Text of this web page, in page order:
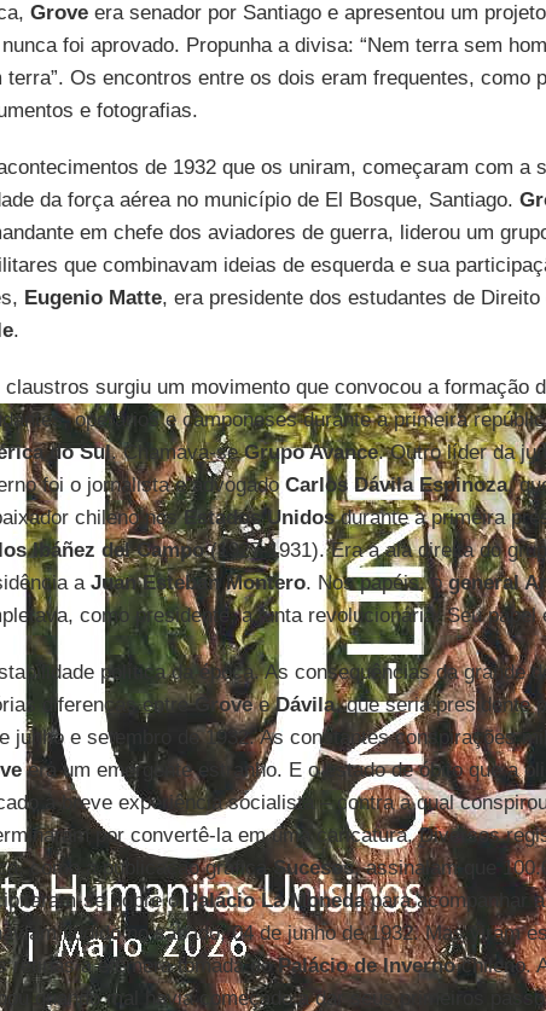
Groveera senador por Santiago e apresentou um
foi aprovado. Propunha a divisa: “Nem terra sem
terra”. Os encontros entre os dois eram frequentes, como
e fotografias.
de 1932 que os uniram, começaram com a
da força aérea no município de El Bosque, Santiago.
em chefe dos aviadores de guerra, liderou um
que combinavam ideias de esquerda e sua
Eugenio Matte, era presidente dos estudantes de Direito
.
claustros surgiu um movimento que convocou a formação
operários e camponeses durante a primeira
do Sul. Chamava-seGrupo Avance. Outro líder da
foi o jornalista e advogado Carlos Dávila Espinoza,
chileno nosEstados Unidosdurante a primeira
Ibáñez del Campo(1927-1931). Era a ala direita do
a Juan Esteban Montero. Nos papéis, ogeneral
como presidente, a junta revolucionária. Seu papel
política da época. As consequências da grande
diferenças entreGroveeDávila, que seria presidente
junho e setembro de 1932. As constantes conspirações
era um emergente estranho. E o estado de óbito que a
à breve experiência socialista – contra a qual
por convertê-la em uma caricatura. Diversos
como a publicação gráficaSucesos, assinalam que
se sobre oPalácio La Monedapara acompanhar
iludido no sábado, 04 de junho de 1932. Mas viram
retinas a efêmera tomada doPalácio de Invernochileno.
quando mal havia começado a dar seus primeiros